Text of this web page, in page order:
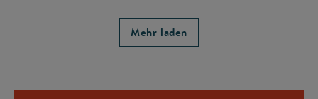
Mehr laden